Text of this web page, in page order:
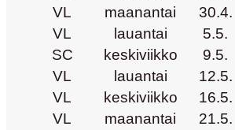
VL
maanantai 30.4.
VL
lauantai 5.5.
SC
keskiviikko 9.5.
VL
lauantai 12.5.
VL
keskiviikko 16.5.
VL
maanantai 21.5.